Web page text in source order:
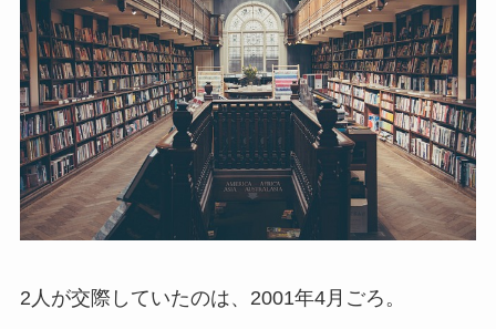
2人が交際していたのは、2001年4月ごろ。